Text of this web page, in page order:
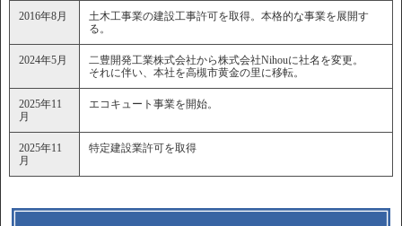
2016年8月
土木工事業の建設工事許可を取得。本格的な事業を展開す
る。
2024年5月
二豊開発工業株式会社から株式会社Nihouに社名を変更。
それに伴い、本社を高槻市黄金の里に移転。
2025年11
月
エコキュート事業を開始。
2025年11
月
特定建設業許可を取得